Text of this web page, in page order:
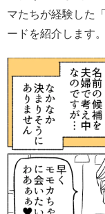
マたちが経験した「
ードを紹介します。